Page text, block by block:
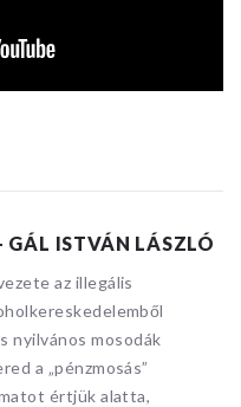
GÁL ISTVÁN LÁSZLÓ
az illegális
nyilvános mosodák
a „pénzmosás”
értjük alatta,